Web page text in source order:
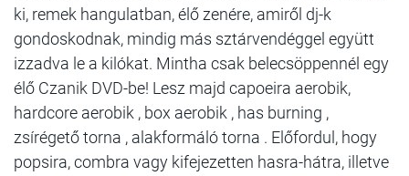
ki, remek hangulatban, élő zenére, amiről dj-k
gondoskodnak, mindig más sztárvendéggel együtt
izzadva le a kilókat. Mintha csak belecsöppennél egy
élő Czanik DVD-be! Lesz majd capoeira aerobik,
hardcore aerobik , box aerobik , has burning ,
zsírégető torna , alakformáló torna . Előfordul, hogy
popsira, combra vagy kifejezetten hasra-hátra, illetve